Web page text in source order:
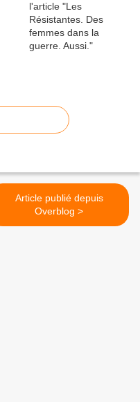
Article publié depuis
Overblog >